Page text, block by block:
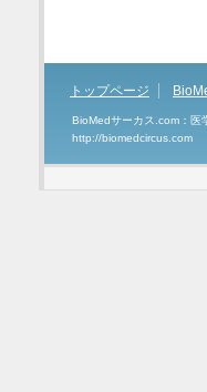
トップページ
BioMedサーカス.com：医
http://biomedcircus.com